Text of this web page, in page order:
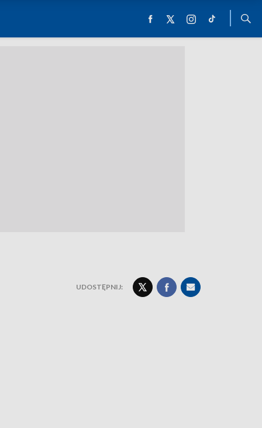
UDOSTĘPNIJ: